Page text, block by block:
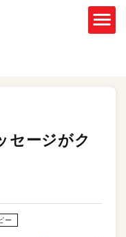
セージがク
ー